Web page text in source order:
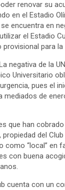
renovar su
en el Estadio
encuentra en
el Estadio
para
negativa de la
Universitario
pues el
mediados de
que han
del
como “local” en
con buena
cuenta con un